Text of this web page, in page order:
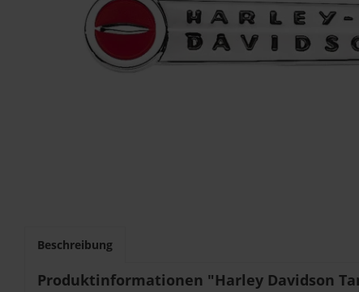
Beschreibung
Produktinformationen "Harley Davidson